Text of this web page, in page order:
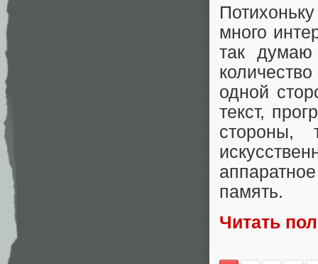
много
так
одной
текст,
стороны,
память.
Читать